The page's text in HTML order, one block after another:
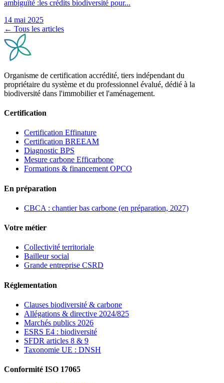
ambiguïté :les crédits biodiversité pour...
14 mai 2025
← Tous les articles
Organisme de certification accrédité, tiers indépendant du
propriétaire du système et du professionnel évalué, dédié à la
biodiversité dans l'immobilier et l'aménagement.
Certification
Certification Effinature
Certification BREEAM
Diagnostic BPS
Mesure carbone Efficarbone
Formations & financement OPCO
En préparation
CBCA : chantier bas carbone (en préparation, 2027)
Votre métier
Collectivité territoriale
Bailleur social
Grande entreprise CSRD
Réglementation
Clauses biodiversité & carbone
Allégations & directive 2024/825
Marchés publics 2026
ESRS E4 : biodiversité
SFDR articles 8 & 9
Taxonomie UE : DNSH
Conformité ISO 17065